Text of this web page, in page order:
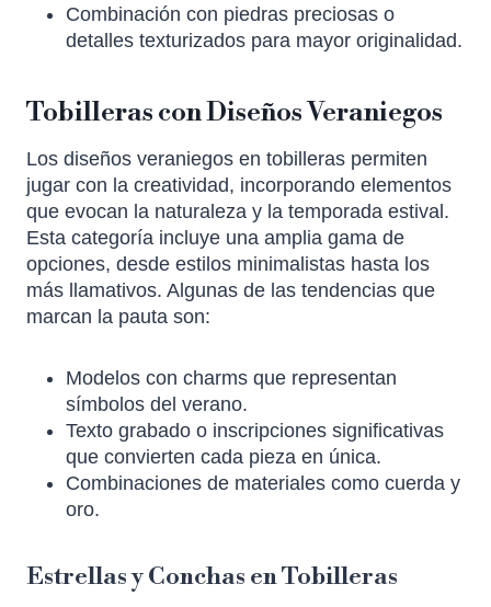
Combinación con piedras preciosas o
detalles texturizados para mayor originalidad.
Tobilleras con Diseños Veraniegos
Los diseños veraniegos en tobilleras permiten
jugar con la creatividad, incorporando elementos
que evocan la naturaleza y la temporada estival.
Esta categoría incluye una amplia gama de
opciones, desde estilos minimalistas hasta los
más llamativos. Algunas de las tendencias que
marcan la pauta son:
Modelos con charms que representan
símbolos del verano.
Texto grabado o inscripciones significativas
que convierten cada pieza en única.
Combinaciones de materiales como cuerda y
oro.
Estrellas y Conchas en Tobilleras